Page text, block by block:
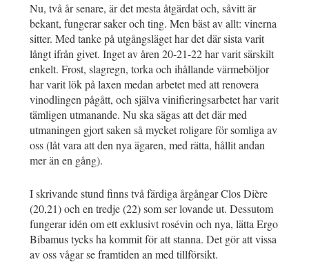
Nu, två år senare, är det mesta åtgärdat och, såvitt är
bekant, fungerar saker och ting. Men bäst av allt: vinerna
sitter. Med tanke på utgångsläget har det där sista varit
långt ifrån givet. Inget av åren 20-21-22 har varit särskilt
enkelt. Frost, slagregn, torka och ihållande värmeböljor
har varit lök på laxen medan arbetet med att renovera
vinodlingen pågått, och själva vinifieringsarbetet har varit
tämligen utmanande. Nu ska sägas att det där med
utmaningen gjort saken så mycket roligare för somliga av
oss (låt vara att den nya ägaren, med rätta, hållit andan
mer än en gång).
I skrivande stund finns två färdiga årgångar Clos Dière
(20,21) och en tredje (22) som ser lovande ut. Dessutom
fungerar idén om ett exklusivt rosévin och nya, lätta Ergo
Bibamus tycks ha kommit för att stanna. Det gör att vissa
av oss vågar se framtiden an med tillförsikt.